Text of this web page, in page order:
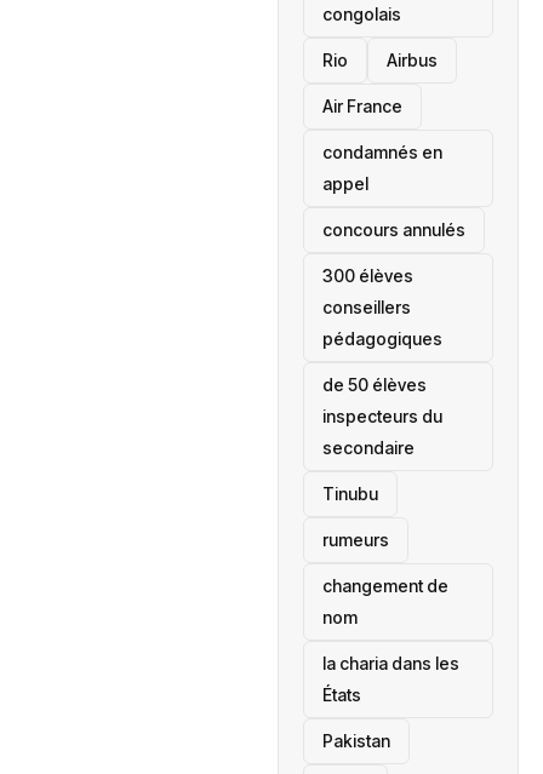
congolais
Rio Airbus
Air France
condamnés en
appel
concours annulés
300 élèves
conseillers
pédagogiques
de 50 élèves
inspecteurs du
secondaire
Tinubu
rumeurs
changement de
nom
la charia dans les
États
‎Pakistan